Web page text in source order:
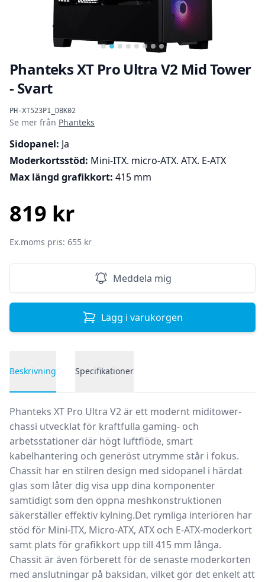
Phanteks XT Pro Ultra V2 Mid Tower
- Svart
PH-XT523P1_DBK02
Produktinformation
Se mer från Phanteks
Sidopanel: Ja
Moderkortsstöd: Mini-ITX. micro-ATX. ATX. E-ATX
Max längd grafikkort: 415 mm
819 kr
Ex.moms pris: 655 kr
Meddela mig
Lägg i varukorgen
Beskrivning Specifikationer
Phanteks XT Pro Ultra V2 är ett modernt miditower-
chassi utvecklat för kraftfulla gaming- och
arbetsstationer där högt luftflöde, smart
kabelhantering och generöst utrymme står i fokus.
Chassit har en stilren design med sidopanel i härdat
glas som låter dig visa upp dina komponenter
samtidigt som den öppna meshkonstruktionen
säkerställer effektiv kylning.Det rymliga interiören har
stöd för Mini-ITX, Micro-ATX, ATX och E-ATX-moderkort
samt plats för grafikkort upp till 415 mm långa.
Chassit är även förberett för de senaste moderkorten
med anslutningar på baksidan, vilket gör det enkelt att